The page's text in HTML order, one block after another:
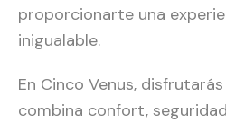
proporcionarte una
inigualable.
En Cinco Venus,
combina confort,